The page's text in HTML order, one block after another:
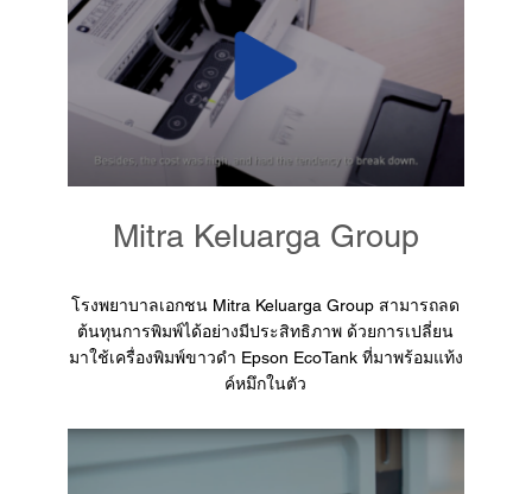
Mitra Keluarga Group
โรงพยาบาลเอกชน Mitra Keluarga Group สามารถลด
ต้นทุนการพิมพ์ได้อย่างมีประสิทธิภาพ ด้วยการเปลี่ยน
มาใช้เครื่องพิมพ์ขาวดำ Epson EcoTank ที่มาพร้อมแท้ง
ค์หมึกในตัว